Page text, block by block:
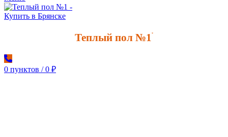
Теплый пол №1 *
0 пунктов / 0 ₽